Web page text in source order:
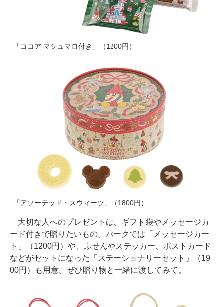
「ココア マシュマロ付き」（1200円）
「アソーテッド・スウィーツ」（1800円）
大切な人へのプレゼントは、ギフト袋やメッセージカ
ード付きで贈りたいもの。パークでは「メッセージカー
ト」（1200円）や、ふせんやステッカー、ポストカード
などがセットになった「ステーショナリーセット」（19
00円）も用意。ぜひ贈り物と一緒に渡してみて。